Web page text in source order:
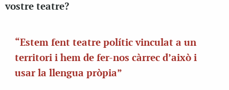
vostre teatre?
“Estem fent teatre polític vinculat a un
territori i hem de fer-nos càrrec d’això i
usar la llengua pròpia”